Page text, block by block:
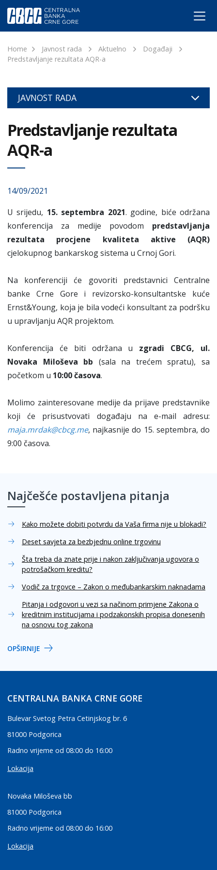
Home Javnost rada Aktuelno
Događaji
Predstavljanje rezultata AQR-a
JAVNOST RADA
Predstavljanje rezultata
AQR-a
14/09/2021
U srijedu, 15. septembra 2021. godine, biće održana
konferencija za medije povodom predstavljanja
rezultata procjene kvaliteta aktive (AQR)
cjelokupnog bankarskog sistema u Crnoj Gori.
Na konferenciji će govoriti predstavnici Centralne
banke Crne Gore i revizorsko-konsultantske kuće
Ernst&Young, koja je bila vodeći konsultant za podršku
u upravljanju AQR projektom.
Konferencija će biti održana u zgradi CBCG, ul.
Novaka Miloševa bb (sala na trećem spratu), sa
početkom u 10:00 časova.
Molimo zainteresovane medije da prijave predstavnike
koji će prisustvovati događaju na e-mail adresu:
maja.mrdak@cbcg.me, najkasnije do 15. septembra, do
9:00 časova.
Najčešće postavljena pitanja
Kako možete dobiti potvrdu da Vaša firma nije u blokadi?
Deset savjeta za bezbjednu online trgovinu
Šta treba da znate prije i nakon zaključivanja ugovora o
potrošačkom kreditu?
Vodič za trgovce – Zakon o međubankarskim naknadama
Pitanja i odgovori u vezi sa načinom primjene Zakona o
kreditnim institucijama i podzakonskih propisa donesenih
na osnovu tog zakona
OPŠIRNIJE
CENTRALNA BANKA CRNE GORE
Bulevar Svetog Petra Cetinjskog br. 6
81000 Podgorica
Radno vrijeme od 08:00 do 16:00
Lokacija
Novaka Miloševa bb
81000 Podgorica
Radno vrijeme od 08:00 do 16:00
Lokacija